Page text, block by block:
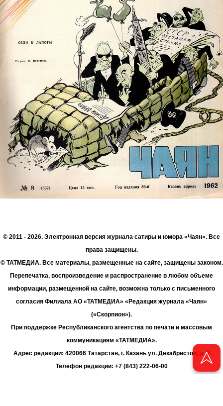
© 2011 - 2026. Электронная версия журнала сатиры и юмора «Чаян». Все
права защищены.
© ТАТМЕДИА. Все материалы, размещенные на сайте, защищены законом.
Перепечатка, воспроизведение и распространение в любом объеме
информации, размещенной на сайте, возможна только с письменного
согласия Филиала АО «ТАТМЕДИА» «Редакция журнала «Чаян»
(«Скорпион»).
При поддержке Республиканского агентства по печати и массовым
коммуникациям «ТАТМЕДИА».
Адрес редакции: 420066 Татарстан, г. Казань ул. Декабристов, д. 2
Телефон редакции: +7 (843) 222-06-00